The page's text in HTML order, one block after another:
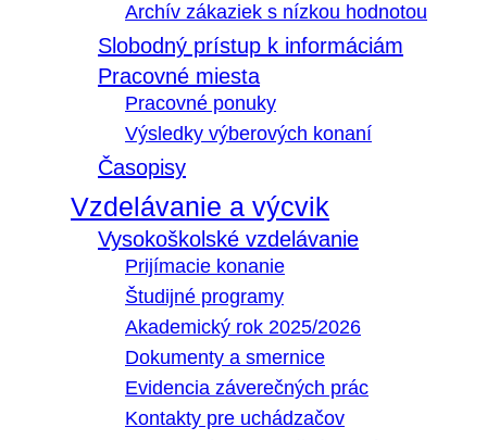
Archív zákaziek s nízkou hodnotou
Slobodný prístup k informáciám
Pracovné miesta
Pracovné ponuky
Výsledky výberových konaní
Časopisy
Vzdelávanie a výcvik
Vysokoškolské vzdelávanie
Prijímacie konanie
Študijné programy
Akademický rok 2025/2026
Dokumenty a smernice
Evidencia záverečných prác
Kontakty pre uchádzačov